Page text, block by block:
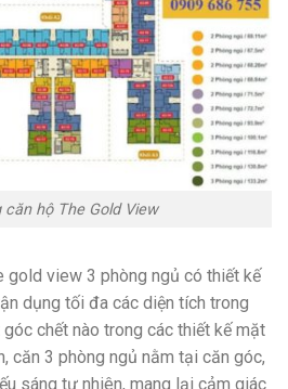
hộ The Gold View
gold view 3 phòng ngủ có thiết kế
dụng tối đa các diện tích trong
chết nào trong các thiết kế mặt
căn 3 phòng ngủ nằm tại căn góc,
sáng tự nhiên, mang lại cảm giác